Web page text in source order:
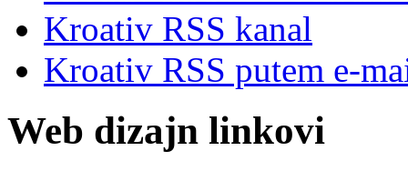
Kroativ RSS kanal
Kroativ RSS putem e-
Web dizajn linkovi